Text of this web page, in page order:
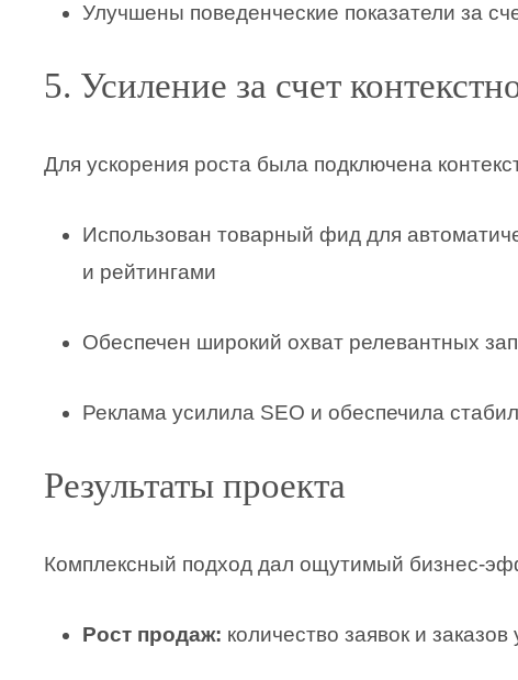
Улучшены поведенческие показатели за
5. Усиление за счет
Для ускорения роста была подключена
Использован товарный фид для
и рейтингами
Обеспечен широкий охват релевантных
Реклама усилила SEO и обеспечила
Результаты проекта
Комплексный подход дал ощутимый бизнес-
Рост продаж: количество заявок и